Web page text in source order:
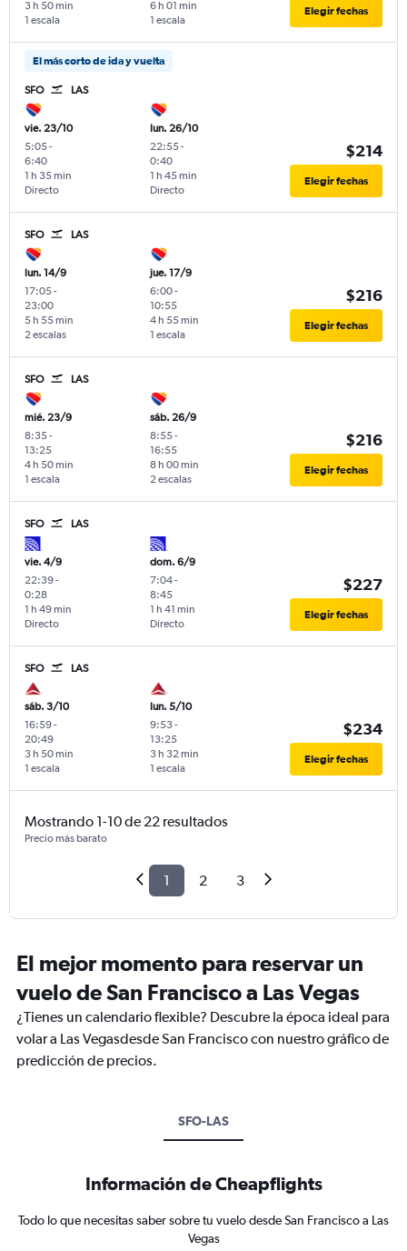
1 escala
3 h 50 min
1 escala
6 h 01 min Elegir fechas
El más corto de ida y vuelta
SFO LAS
vie. 23/10
5:05-
6:40
Directo
1 h 35 min
lun. 26/10
22:55-
0:40
Directo
1 h 45 min
$214
Elegir fechas
SFO LAS
lun. 14/9
17:05-
23:00
2 escalas
5 h 55 min
jue. 17/9
6:00-
10:55
1 escala
4 h 55 min
$216
Elegir fechas
SFO LAS
mié. 23/9
8:35-
13:25
1 escala
4 h 50 min
sáb. 26/9
8:55-
16:55
2 escalas
8 h 00 min
$216
Elegir fechas
SFO LAS
vie. 4/9
22:39-
0:28
Directo
1 h 49 min
dom. 6/9
7:04-
8:45
Directo
1 h 41 min
$227
Elegir fechas
SFO LAS
sáb. 3/10
16:59-
20:49
1 escala
3 h 50 min
lun. 5/10
9:53-
13:25
1 escala
3 h 32 min
$234
Elegir fechas
Mostrando 1-10 de 22 resultados
Precio más barato
1 2 3
El mejor momento para reservar un
vuelo de San Francisco a Las Vegas
¿Tienes un calendario flexible? Descubre la época ideal para
volar a Las Vegasdesde San Francisco con nuestro gráfico de
predicción de precios.
SFO-LAS
Información de Cheapflights
Todo lo que necesitas saber sobre tu vuelo desde San Francisco a Las
Vegas